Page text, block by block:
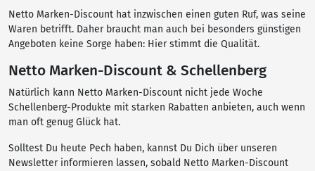
Netto Marken-Discount hat inzwischen einen guten Ruf, was seine
Waren betrifft. Daher braucht man auch bei besonders günstigen
Angeboten keine Sorge haben: Hier stimmt die Qualität.
Netto Marken-Discount & Schellenberg
Natürlich kann Netto Marken-Discount nicht jede Woche
Schellenberg-Produkte mit starken Rabatten anbieten, auch wenn
man oft genug Glück hat.
Solltest Du heute Pech haben, kannst Du Dich über unseren
Newsletter informieren lassen, sobald Netto Marken-Discount